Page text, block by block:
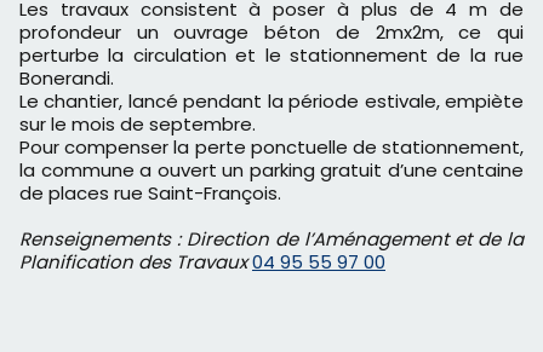
Les travaux consistent à poser à plus de 4 m de
profondeur un ouvrage béton de 2mx2m, ce qui
perturbe la circulation et le stationnement de la rue
Bonerandi.
Le chantier, lancé pendant la période estivale, empiète
sur le mois de septembre.
Pour compenser la perte ponctuelle de stationnement,
la commune a ouvert un parking gratuit d’une centaine
de places rue Saint-François.
Renseignements : Direction de l’Aménagement et de la
Planification des Travaux04 95 55 97 00